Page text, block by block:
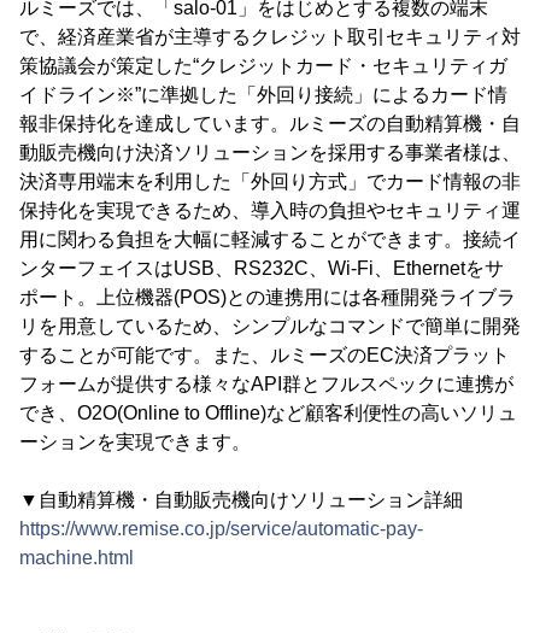
ルミーズでは、「salo-01」をはじめとする複数の端末
で、経済産業省が主導するクレジット取引セキュリティ対
策協議会が策定した“クレジットカード・セキュリティガ
イドライン※”に準拠した「外回り接続」によるカード情
報非保持化を達成しています。ルミーズの自動精算機・自
動販売機向け決済ソリューションを採用する事業者様は、
決済専用端末を利用した「外回り方式」でカード情報の非
保持化を実現できるため、導入時の負担やセキュリティ運
用に関わる負担を大幅に軽減することができます。接続イ
ンターフェイスはUSB、RS232C、Wi-Fi、Ethernetをサ
ポート。上位機器(POS)との連携用には各種開発ライブラ
リを用意しているため、シンプルなコマンドで簡単に開発
することが可能です。また、ルミーズのEC決済プラット
フォームが提供する様々なAPI群とフルスペックに連携が
でき、O2O(Online to Offline)など顧客利便性の高いソリュ
ーションを実現できます。
▼自動精算機・自動販売機向けソリューション詳細
https://www.remise.co.jp/service/automatic-pay-
machine.html